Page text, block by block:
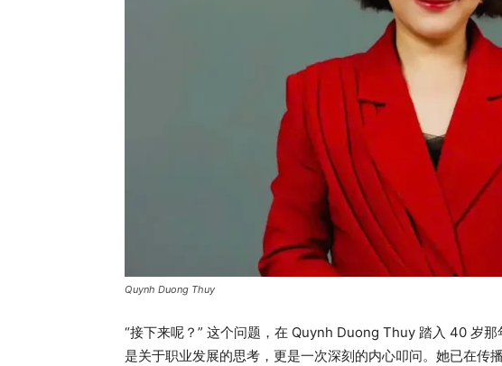
Quynh Duong Thuy
“接下来呢？” 这个问题，在 Quynh Duong Thuy 踏入 40 岁
是关于职业发展的思考，更是一次深刻的内心叩问。她已在传